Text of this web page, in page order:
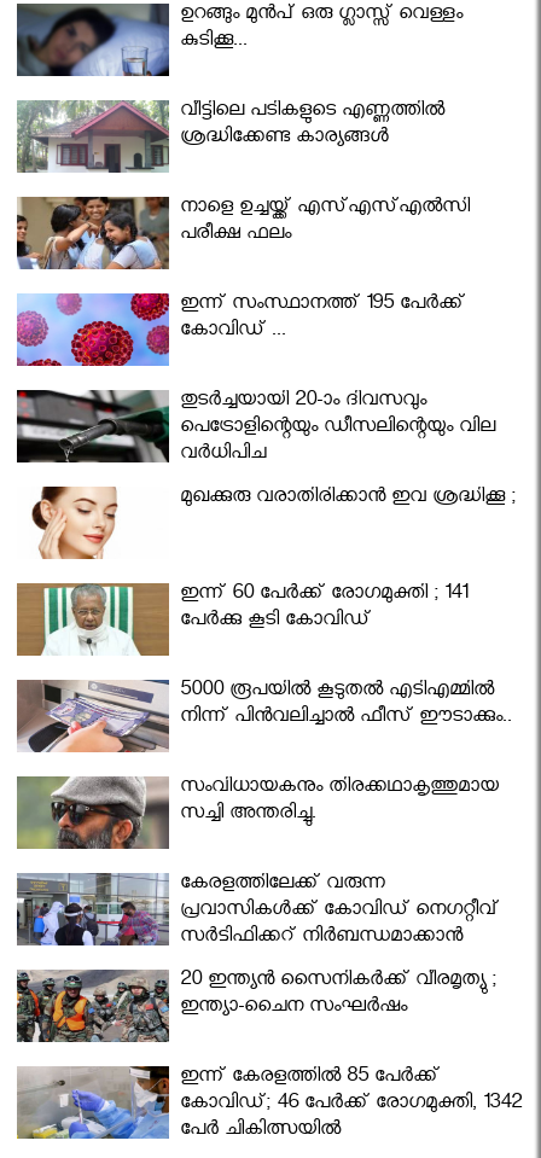
ഉറങ്ങും മുന്‍പ് ഒരു ഗ്ലാസ്സ് വെള്ളം
കുടിക്കൂ...
വീട്ടിലെ പടികളുടെ എണ്ണത്തിൽ
ശ്രദ്ധിക്കേണ്ട കാര്യങ്ങൾ
നാളെ ഉച്ചയ്ക്ക് എസ്എസ്എല്‍സി
പരീക്ഷ ഫലം
ഇന്ന് സംസ്ഥാനത്ത് 195 പേര്‍ക്ക്
കോവിഡ് ...
തുടർച്ചയായി 20-ാം ദിവസവും
പെട്രോളിന്റെയും ഡീസലിന്റെയും വില
വര്‍ധിപ്പിച്ചു
മുഖക്കുരു വരാതിരിക്കാന്‍ ഇവ ശ്രദ്ധിക്കൂ ;
ഇന്ന് 60 പേർക്ക് രോഗമുക്തി ; 141
പേര്‍ക്കു കൂടി കോവിഡ്
5000 രൂപയിൽ കൂടുതൽ എടിഎമ്മിൽ
നിന്ന് പിൻവലിച്ചാൽ ഫീസ് ഈടാക്കും..
സംവിധായകനും തിരക്കഥാകൃത്തുമായ
സച്ചി അന്തരിച്ചു.
കേരളത്തിലേക്ക് വരുന്ന
പ്രവാസികള്‍ക്ക് കോവിഡ് നെഗറ്റീവ്
സര്‍ട്ടിഫിക്കറ്റ് നിർബന്ധമാക്കാൻ
മന്ത്രിസഭ
20 ഇന്ത്യൻ സൈനികർക്ക് വീരമൃത്യു ;
ഇന്ത്യാ-ചൈന സംഘർഷം
ഇന്ന് കേരളത്തിൽ 85 പേർക്ക്
കോവിഡ്; 46 പേർക്ക് രോഗമുക്തി, 1342
പേർ ചികിത്സയിൽ